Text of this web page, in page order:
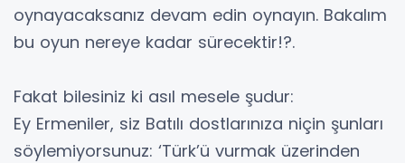
oynayacaksanız devam edin oynayın. Bakalım
bu oyun nereye kadar sürecektir!?.
Fakat bilesiniz ki asıl mesele şudur:
Ey Ermeniler, siz Batılı dostlarınıza niçin şunları
söylemiyorsunuz: ‘Türk’ü vurmak üzerinden